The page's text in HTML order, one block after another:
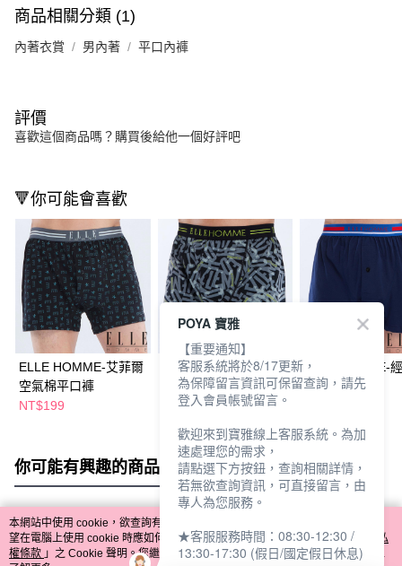
商品相關分類 (1)
內著衣賞 男內著 平口內褲
評價
喜歡這個商品嗎？購買後給他一個好評吧
🔻你可能會喜歡
ELLE HOMME-艾菲爾
空氣棉平口褲
NT$199
ELLE HOMME-摩登空
氣棉平口褲
NT$199
ELLE HOMME-
彈力平口褲
你可能有興趣的商品 全站排行
熱門標籤
本網站中使用 cookie，欲查詢有關本網站使用 cookie 方式之詳情，及若您不希
望在電腦上使用 cookie 時應如何變更電腦的 cookie 設定，請參閱本網站「
隱私
權條款 」之 Cookie 聲明。您繼續使用本網站即表示您同意本公司得按本網站使
POYA 寶雅
【重要通知】
客服系統將於8/17更新，
為保障留言資訊可保留查詢，請先
登入會員帳號留言。
歡迎來到寶雅線上客服系統。為加
速處理您的需求，
請點選下方按鈕，查詢相關詳情，
若無欲查詢資訊，可直接留言，由
專人為您服務。
★客服服務時間：08:30-12:30 /
13:30-17:30 (假日/國定假日休息)